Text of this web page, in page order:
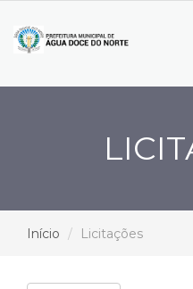
Início Licitações